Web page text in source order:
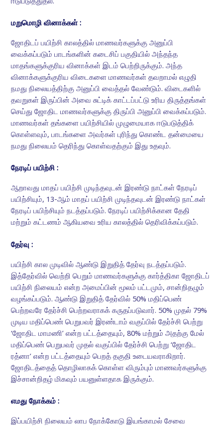
மறுமொழி வினாக்கள் :
ஜோதிடப் பயிற்சி காலத்தில் மாணவர்களுக்கு அனுப்பி
வைக்கப்படும் பாடங்களின் கடைசிப் பகுதியில் அந்தந்த
மாதங்களுக்குரிய வினாக்கள் இடம் பெற்றிருக்கும். அந்த
வினாக்களுக்குரிய விடைகளை மாணவர்கள் தவறாமல் எழுதி
நமது நிலையத்திற்கு அனுப்பி வைத்தல் வேண்டும். விடைகளில்
தவறுகள் இருப்பின் அவை சுட்டிக் காட்டப்பட்டு உரிய திருத்தங்கள்
செய்து ஜோதிட மாணவர்களுக்கு திருப்பி அனுப்பி வைக்கப்படும்.
மாணவர்கள் தங்களை பயிற்சியில் முழுமையாக ஈடுபடுத்திக்
கொள்ளவும், பாடங்களை அவர்கள் புரிந்து கொண்ட தன்மையை
நமது நிலையம் தெரிந்து கொள்வதற்கும் இது உதவும்.
நேரடிப் பயிற்சி :
ஆறாவது மாதப் பயிற்சி முடிந்தவுடன் இரண்டு நாட்கள் நேரடிப்
பயிற்சியும், 13-ஆம் மாதப் பயிற்சி முடிந்தவுடன் இரண்டு நாட்கள்
நேரடிப் பயிற்சியும் நடத்தப்படும். நேரடிப் பயிற்சிக்கான தேதி
மற்றும் கட்டணம் ஆகியவை உரிய காலத்தில் தெரிவிக்கப்படும்.
தேர்வு :
பயிற்சி கால முடிவில் ஆண்டு இறுதித் தேர்வு நடத்தப்படும்.
இத்தேர்வில் வெற்றி பெறும் மாணவர்களுக்கு கார்த்திகா ஜோதிடப்
பயிற்சி நிலையம் என்ற அமைப்பின் மூலம் பட்டமும், சான்றிதழும்
வழங்கப்படும். ஆண்டு இறுதித் தேர்வில் 50% மதிப்பெண்
பெற்றவரே தேர்ச்சி பெற்றவராகக் கருதப்படுவார். 50% முதல் 79%
முடிய மதிப்பெண் பெறுபவர் இரண்டாம் வகுப்பில் தேர்ச்சி பெற்று
‘ஜோதிட மாமணி’ என்ற பட்டத்தையும், 80% மற்றும் அதற்கு மேல்
மதிப்பெண் பெறுபவர் முதல் வகுப்பில் தேர்ச்சி பெற்று ‘ஜோதிட
ரத்னா’ என்ற பட்டத்தையும் பெறத் தகுதி உடையவராகிறார்.
ஜோதிடத்தைத் தொழிலாகக் கொள்ள விரும்பும் மாணவர்களுக்கு
இச்சான்றிதழ் மிகவும் பயனுள்ளதாக இருக்கும்.
எமது நோக்கம் :
இப்பயிற்சி நிலையம் லாப நோக்கோடு இயங்காமல் சேவை